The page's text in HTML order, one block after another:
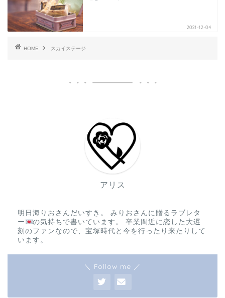
2021-12-04
HOME スカイステージ
アリス
明日海りおさんだいすき。 みりおさんに贈るラブレタ
ー
の気持ちで書いています。 卒業間近に恋した大遅
刻のファンなので、宝塚時代と今を行ったり来たりして
います。
＼ Follow me ／